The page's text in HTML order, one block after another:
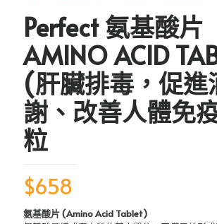
Perfect 氨基酸片
AMINO ACID
(肝臟排毒，促進
謝、改善人體免
粒
$658
氨基酸片 (Amino Acid Tablet)